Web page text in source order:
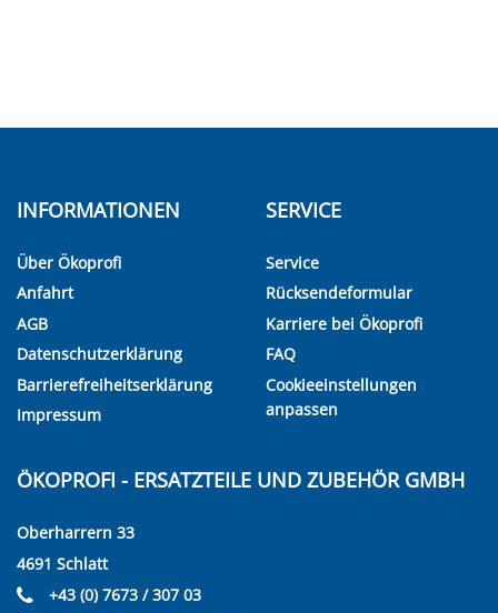
INFORMATIONEN
Über Ökoprofi
Anfahrt
AGB
Datenschutzerklärung
Barrierefreiheitserklärung
Impressum
SERVICE
Service
Rücksendeformular
Karriere bei Ökoprofi
FAQ
Cookieeinstellungen
anpassen
ÖKOPROFI - ERSATZTEILE UND ZUBEHÖR GMBH
Oberharrern 33
4691 Schlatt
+43 (0) 7673 / 307 03